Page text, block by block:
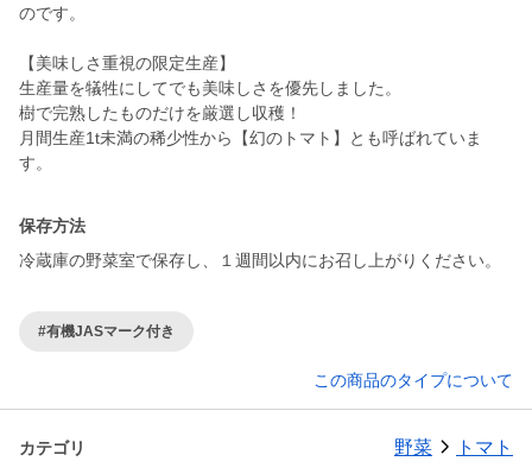
のです。
【美味しさ重視の限定生産】
生産量を犠牲にしてでも美味しさを優先しました。
樹で完熟したものだけを厳選し収穫！
月間生産1t未満の稀少性から【幻のトマト】とも呼ばれていま
す。
保存方法
冷蔵庫の野菜室で保存し、１週間以内にお召し上がりください。
#有機JASマーク付き
この商品のタイプについて
カテゴリ 野菜 トマト